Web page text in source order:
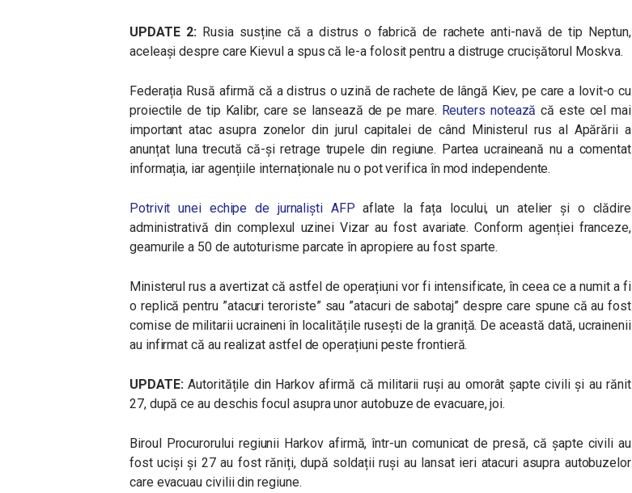
UPDATE 2: Rusia susține că a distrus o fabrică de rachete anti-navă de tip Neptun,
aceleași despre care Kievul a spus că le-a folosit pentru a distruge crucișătorul Moskva.
Federația Rusă afirmă că a distrus o uzină de rachete de lângă Kiev, pe care a lovit-o cu
proiectile de tip Kalibr, care se lansează de pe mare. Reuters notează că este cel mai
important atac asupra zonelor din jurul capitalei de când Ministerul rus al Apărării a
anunțat luna trecută că-și retrage trupele din regiune. Partea ucraineană nu a comentat
informația, iar agențiile internaționale nu o pot verifica în mod independente.
Potrivit unei echipe de jurnaliști AFP aflate la fața locului, un atelier și o clădire
administrativă din complexul uzinei Vizar au fost avariate. Conform agenției franceze,
geamurile a 50 de autoturisme parcate în apropiere au fost sparte.
Ministerul rus a avertizat că astfel de operațiuni vor fi intensificate, în ceea ce a numit a fi
o replică pentru ”atacuri teroriste” sau ”atacuri de sabotaj” despre care spune că au fost
comise de militarii ucraineni în localitățile rusești de la graniță. De această dată, ucrainenii
au infirmat că au realizat astfel de operațiuni peste frontieră.
UPDATE:Autoritățile din Harkov afirmă că militarii ruși au omorât șapte civili și au rănit
27, după ce au deschis focul asupra unor autobuze de evacuare, joi.
Biroul Procurorului regiunii Harkov afirmă, într-un comunicat de presă, că șapte civili au
fost uciși și 27 au fost răniți, după soldații ruși au lansat ieri atacuri asupra autobuzelor
care evacuau civilii din regiune.